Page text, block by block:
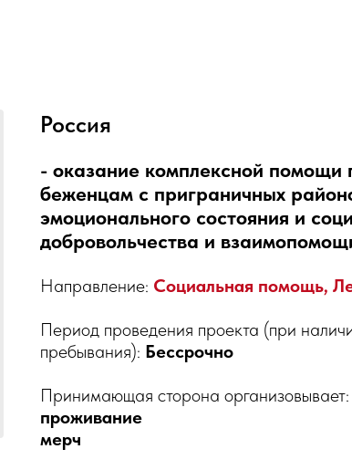
Россия
- оказание комплексной
беженцам с приграничных
эмоционального состояния и
добровольчества и
Направление: Социальная помощь,
Период проведения проекта (при
пребывания): Бессрочно
Принимающая сторона организовывает:
проживание
мерч